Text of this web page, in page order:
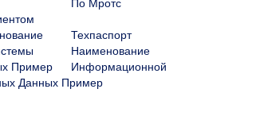
Техпаспорт
Наименование
Информационной
Данных Пример